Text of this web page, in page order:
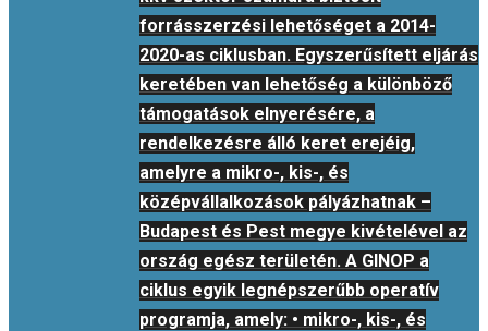
forrásszerzési lehetőséget a 2014-
2020-as ciklusban. Egyszerűsített eljárás
keretében van lehetőség a különböző
támogatások elnyerésére, a
rendelkezésre álló keret erejéig,
amelyre a mikro-, kis-, és
középvállalkozások pályázhatnak –
Budapest és Pest megye kivételével az
ország egész területén. A GINOP a
ciklus egyik legnépszerűbb operatív
programja, amely: • mikro-, kis-, és